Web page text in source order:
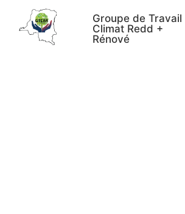
Groupe de Travail
Climat Redd +
Rénové